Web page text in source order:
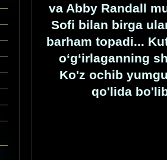
va Abby Randall
Sofi bilan birga
barham topadi...
o‘g‘irlaganning
Ko'z ochib
qo'lida